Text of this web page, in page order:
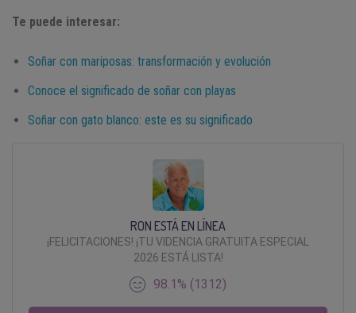
Te puede interesar:
Soñar con mariposas: transformación y evolución
Conoce el significado de soñar con playas
Soñar con gato blanco: este es su significado
RON ESTÁ EN LÍNEA
¡FELICITACIONES! ¡TU VIDENCIA GRATUITA ESPECIAL
2026 ESTÁ LISTA!
98.1% (1312)